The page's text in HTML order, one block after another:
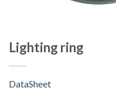
Lighting ring
DataSheet